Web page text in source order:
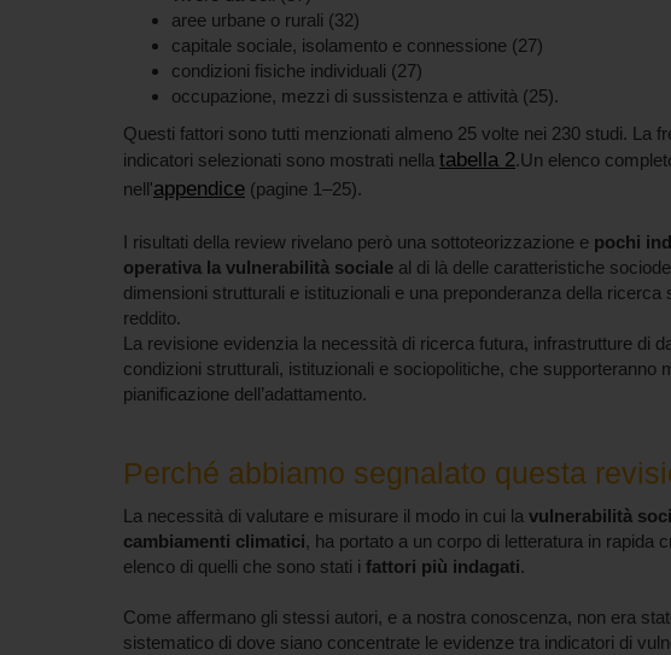
aree urbane o rurali (32)
capitale sociale, isolamento e connessione (27)
condizioni fisiche individuali (27)
occupazione, mezzi di sussistenza e attività (25).
Questi fattori sono tutti menzionati almeno 25 volte nei 230 studi. La
indicatori selezionati sono mostrati nella tabella 2.Un elenco
nell'appendice (pagine 1–25).
I risultati della review rivelano però una sottoteorizzazione e pochi
operativa la vulnerabilità sociale al di là delle caratteristiche
dimensioni strutturali e istituzionali e una preponderanza della
reddito.
La revisione evidenzia la necessità di ricerca futura, infrastrutture di
condizioni strutturali, istituzionali e sociopolitiche, che supporteranno
pianificazione dell’adattamento.
Perché abbiamo segnalato questa
La necessità di valutare e misurare il modo in cui la vulnerabilità
cambiamenti climatici, ha portato a un corpo di letteratura in rapida
elenco di quelli che sono stati i fattori più indagati.
Come affermano gli stessi autori, e a nostra conoscenza, non era
sistematico di dove siano concentrate le evidenze tra indicatori di